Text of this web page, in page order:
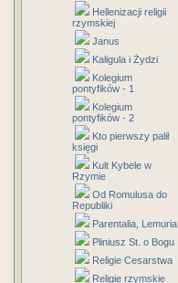
Hellenizacji religii
rzymskiej
Janus
Kaligula i Żydzi
Kolegium
pontyfików - 1
Kolegium
pontyfików - 2
Kto pierwszy palił
księgi
Kult Kybele w
Rzymie
Od Romulusa do
Republiki
Parentalia, Lemuria
Pliniusz St. o Bogu
Religie Cesarstwa
Religie rzymskie